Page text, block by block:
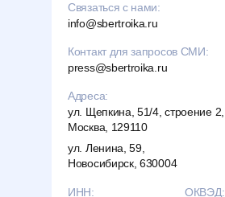
Связаться с нами:
info@sbertroika.ru
ОКВЭД:
Контакт для запросов СМИ:
press@sbertroika.ru
Адрес:
ул. Ленина, 59,
Новосибирск, 630004
ул. Щепкина, 51/4, строение 2,
Москва, 129110
Связаться с нами:
info@sbertroika.ru
Связаться с нами:
info@sbertroika.ru
ОКВЭД:
Контакт для запросов СМИ:
press@sbertroika.ru
Адреса:
ул. Ленина, 59,
Новосибирск, 630004
ул. Щепкина, 51/4, строение 2,
Москва, 129110
ИНН: